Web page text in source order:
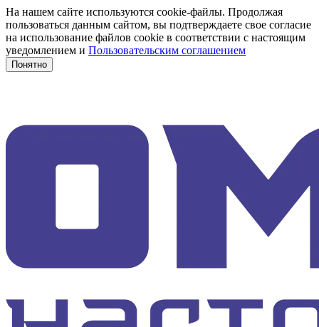
На нашем сайте используются cookie-файлы. Продолжая
пользоваться данным сайтом, вы подтверждаете свое согласие
на использование файлов cookie в соответствии с настоящим
уведомлением и Пользовательским соглашением
Понятно